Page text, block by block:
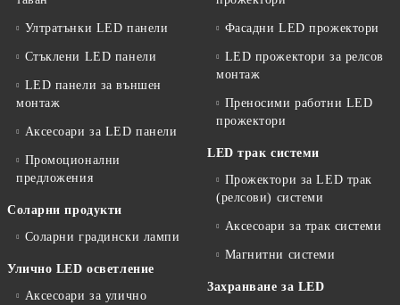
Ултратънки LED панели
Стъклени LED панели
LED панели за външен
монтаж
Аксесоари за LED панели
Промоционални
предложения
Соларни продукти
Соларни градински лампи
Улично LED осветление
Аксесоари за улично
Фасадни LED прожектори
LED прожектори за релсов
монтаж
Преносими работни LED
прожектори
LED трак системи
Прожектори за LED трак
(релсови) системи
Аксесоари за трак системи
Магнитни системи
Захранване за LED